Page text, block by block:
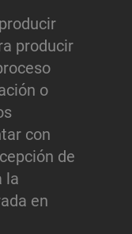
producir
o
con
de
la
en